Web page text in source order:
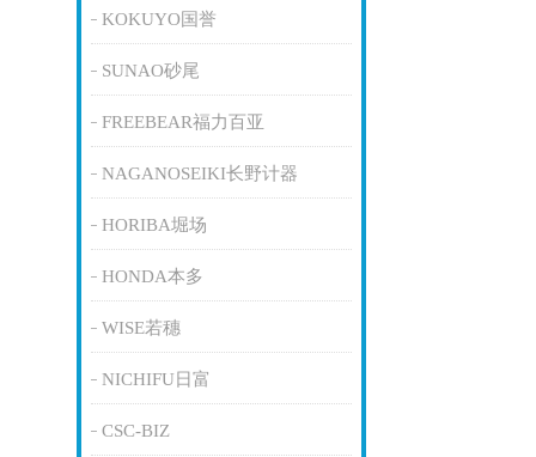
KOKUYO国誉
SUNAO砂尾
FREEBEAR福力百亚
NAGANOSEIKI长野计器
HORIBA堀场
HONDA本多
WISE若穗
NICHIFU日富
CSC-BIZ